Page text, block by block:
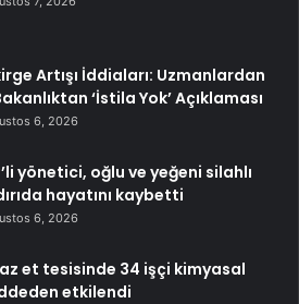
Artışı İddiaları: Uzmanlardan
‘İstila Yok’ Açıklaması
6, 2026
yönetici, oğlu ve yeğeni silahlı
hayatını kaybetti
6, 2026
et tesisinde 34 işçi kimyasal
etkilendi